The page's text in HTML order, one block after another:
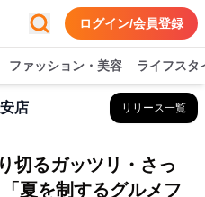
ログイン/会員登録
ファッション・美容 ライフスタ
店 リリース一覧
切るガッツリ・さっ
夏を制するグルメフ